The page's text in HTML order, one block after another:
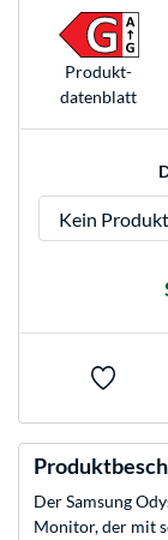
Produkt­
datenblatt
Der Samsung
Monitor, der mit